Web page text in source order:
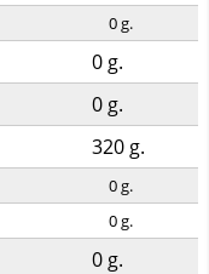
0g.
0 g.
0 g.
320 g.
0g.
0g.
0 g.